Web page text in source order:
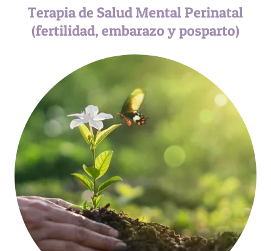
Terapia de Salud Mental Perinatal
(fertilidad, embarazo y posparto)